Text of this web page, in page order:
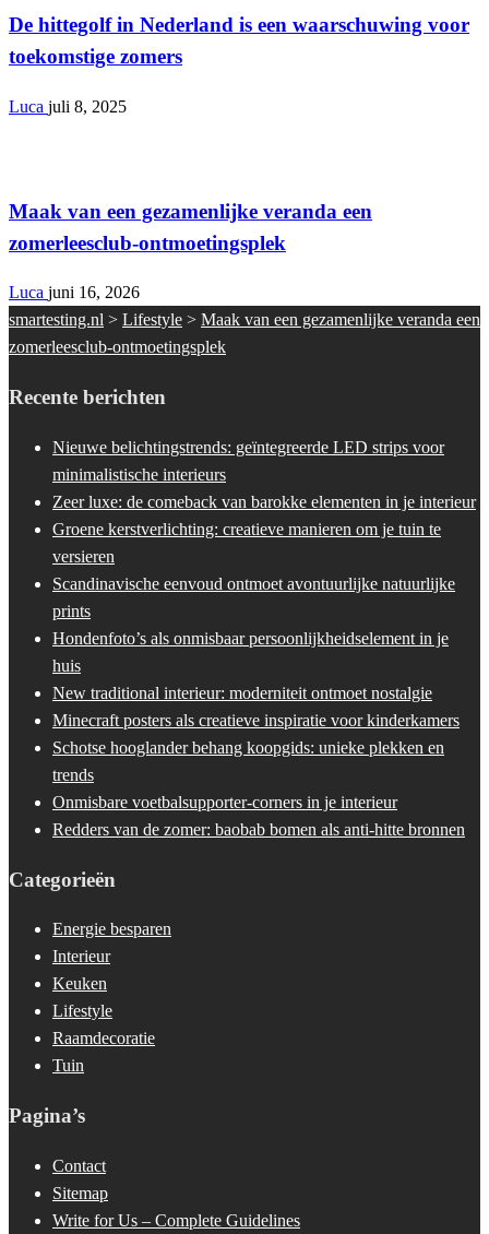
De hittegolf in Nederland is een waarschuwing voor
toekomstige zomers
Luca juli 8, 2025
Maak van een gezamenlijke veranda een
zomerleesclub-ontmoetingsplek
Luca juni 16, 2026
smartesting.nl > Lifestyle > Maak van een gezamenlijke veranda een
zomerleesclub-ontmoetingsplek
Recente berichten
Nieuwe belichtingstrends: geïntegreerde LED strips voor
minimalistische interieurs
Zeer luxe: de comeback van barokke elementen in je interieur
Groene kerstverlichting: creatieve manieren om je tuin te
versieren
Scandinavische eenvoud ontmoet avontuurlijke natuurlijke
prints
Hondenfoto’s als onmisbaar persoonlijkheidselement in je
huis
New traditional interieur: moderniteit ontmoet nostalgie
Minecraft posters als creatieve inspiratie voor kinderkamers
Schotse hooglander behang koopgids: unieke plekken en
trends
Onmisbare voetbalsupporter-corners in je interieur
Redders van de zomer: baobab bomen als anti-hitte bronnen
Categorieën
Energie besparen
Interieur
Keuken
Lifestyle
Raamdecoratie
Tuin
Pagina’s
Contact
Sitemap
Write for Us – Complete Guidelines